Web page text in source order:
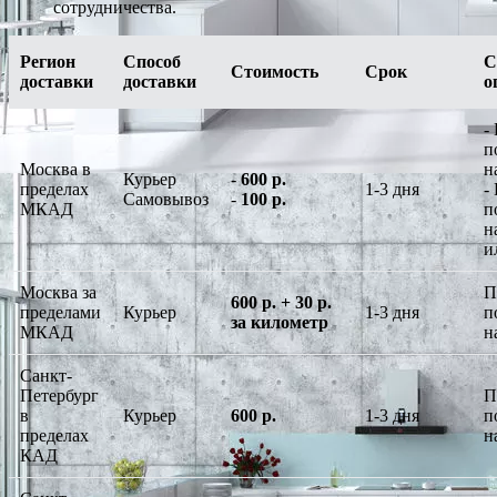
сотрудничества.
Регион
доставки
Способ
доставки
Стоимость Срок
Москва в
пределах
МКАД
Курьер
Самовывоз
-600 р.
-100 р.
1-3 дня
-
-
Москва за
пределами
МКАД
Курьер
600 р. + 30 р.
за километр
1-3 дня
Санкт-
Петербург
в
пределах
КАД
Курьер 600 р. 1-3 дня